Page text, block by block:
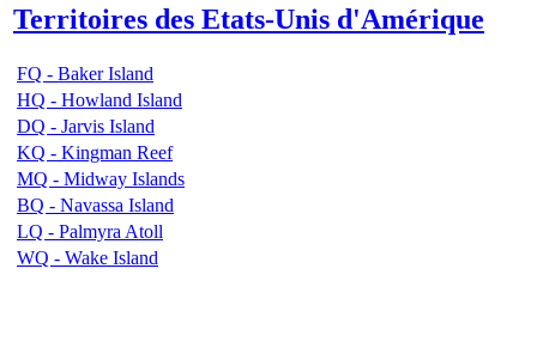
Territoires des Etats-Unis d'Amérique
FQ - Baker Island
HQ - Howland Island
DQ - Jarvis Island
KQ - Kingman Reef
MQ - Midway Islands
BQ - Navassa Island
LQ - Palmyra Atoll
WQ - Wake Island